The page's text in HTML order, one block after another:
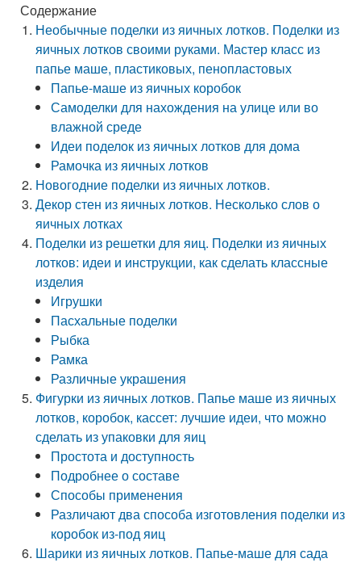
Содержание
Необычные поделки из яичных лотков. Поделки из
яичных лотков своими руками. Мастер класс из
папье маше, пластиковых, пенопластовых
Папье-маше из яичных коробок
Самоделки для нахождения на улице или во
влажной среде
Идеи поделок из яичных лотков для дома
Рамочка из яичных лотков
Новогодние поделки из яичных лотков.
Декор стен из яичных лотков. Несколько слов о
яичных лотках
Поделки из решетки для яиц. Поделки из яичных
лотков: идеи и инструкции, как сделать классные
изделия
Игрушки
Пасхальные поделки
Рыбка
Рамка
Различные украшения
Фигурки из яичных лотков. Папье маше из яичных
лотков, коробок, кассет: лучшие идеи, что можно
сделать из упаковки для яиц
Простота и доступность
Подробнее о составе
Способы применения
Различают два способа изготовления поделки из
коробок из-под яиц
Шарики из яичных лотков. Папье-маше для сада